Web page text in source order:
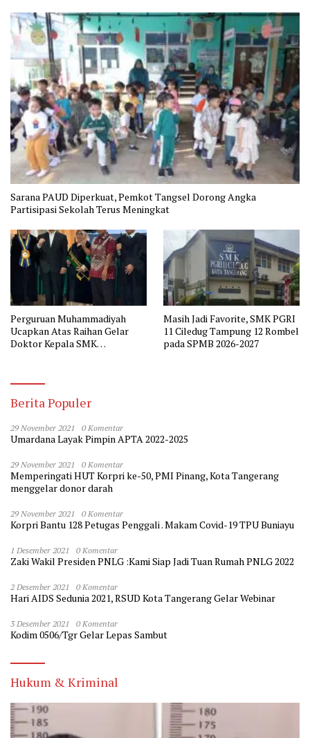
Sarana PAUD Diperkuat, Pemkot Tangsel Dorong Angka
Partisipasi Sekolah Terus Meningkat
Perguruan Muhammadiyah
Ucapkan Atas Raihan Gelar
Doktor Kepala SMK
Masih Jadi Favorite, SMK PGRI
11 Ciledug Tampung 12 Rombel
pada SPMB 2026-2027
Berita Populer
29 November 2021 0 Komentar
Umardana Layak Pimpin APTA 2022-2025
29 November 2021 0 Komentar
Memperingati HUT Korpri ke-50, PMI Pinang, Kota Tangerang
menggelar donor darah
29 November 2021 0 Komentar
Korpri Bantu 128 Petugas Penggali . Makam Covid-19 TPU Buniayu
1 Desember 2021 0 Komentar
Zaki Wakil Presiden PNLG :Kami Siap Jadi Tuan Rumah PNLG 2022
2 Desember 2021 0 Komentar
Hari AIDS Sedunia 2021, RSUD Kota Tangerang Gelar Webinar
3 Desember 2021 0 Komentar
Kodim 0506/Tgr Gelar Lepas Sambut
Hukum & Kriminal